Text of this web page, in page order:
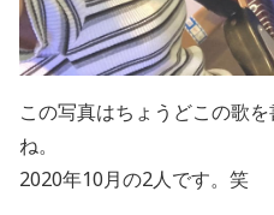
この写真はちょうどこの歌
ね。
2020年10月の2人です。笑